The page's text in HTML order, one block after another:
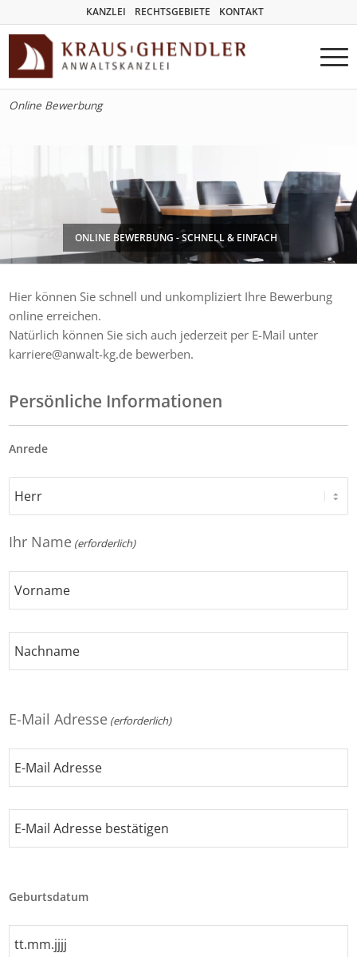
KANZLEI RECHTSGEBIETE KONTAKT
Online Bewerbung
ONLINE BEWERBUNG - SCHNELL & EINFACH
Hier können Sie schnell und unkompliziert Ihre Bewerbung
online erreichen.
Natürlich können Sie sich auch jederzeit per E-Mail unter
karriere@anwalt-kg.de bewerben.
Persönliche Informationen
Anrede
Ihr Name (erforderlich)
E-Mail Adresse (erforderlich)
Mail
Adresse
Geburtsdatum
TT